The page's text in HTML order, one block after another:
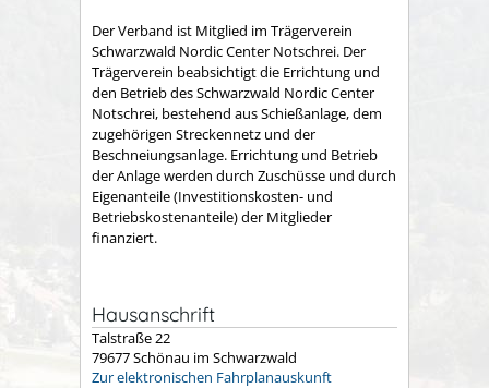
Der Verband ist Mitglied im Trägerverein
Schwarzwald Nordic Center Notschrei. Der
Trägerverein beabsichtigt die Errichtung und
den Betrieb des Schwarzwald Nordic Center
Notschrei, bestehend aus Schießanlage, dem
zugehörigen Streckennetz und der
Beschneiungsanlage. Errichtung und Betrieb
der Anlage werden durch Zuschüsse und durch
Eigenanteile (Investitionskosten- und
Betriebskostenanteile) der Mitglieder
finanziert.
Hausanschrift
Talstraße 22
79677Schönau im Schwarzwald
Zur elektronischen Fahrplanauskunft